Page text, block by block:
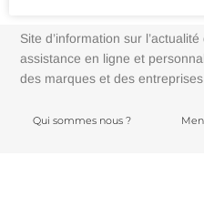
Site d’information sur
assistance en ligne et
des marques et des
Qui sommes nous ?